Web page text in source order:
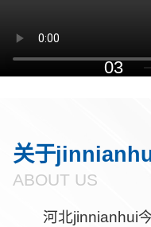
02
关于
ABOUT US
河北jinnianhui